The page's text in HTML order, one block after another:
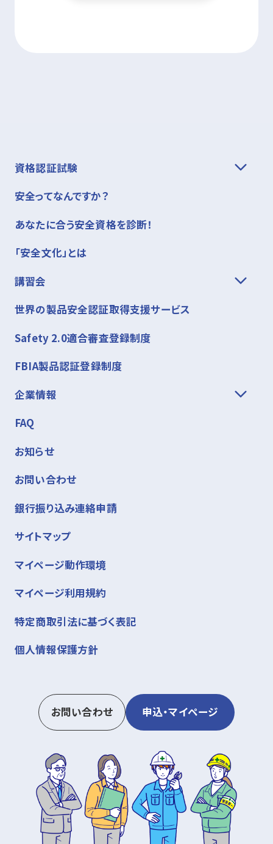
資格認証試験
安全ってなんですか？
あなたに合う安全資格を診断！
「安全文化」とは
講習会
世界の製品安全認証取得支援サービス
Safety 2.0適合審査登録制度
FBIA製品認証登録制度
企業情報
FAQ
お知らせ
お問い合わせ
銀行振り込み連絡申請
サイトマップ
マイページ動作環境
マイページ利用規約
特定商取引法に基づく表記
個人情報保護方針
お問い合わせ 申込・マイページ